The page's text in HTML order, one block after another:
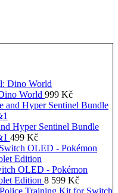
World 999 Kč
Hyper Sentinel Bundle
499 Kč
OLED - Pokémon
Edition 8 599 Kč